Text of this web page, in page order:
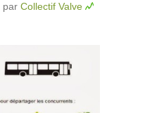
par Collectif Valve